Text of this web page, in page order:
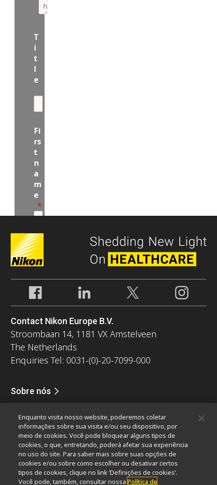
Contact Nikon Europe B.V.
Stroombaan 14, 1181 VX Amstelveen
The Netherlands
Enquiries Tel: 0031-(0)-20-7099-000
Sobre nós
Sustentabilidade
Bem-estar
Nikon Microscopes 100th Anniversary
Popular Links
Últimas notícias e novidadesSeletor de Objetivas
Resolution CalculatorPubScopeOEM
Enquanto visita nosso website, poderemos coletar
informações sobre sua visita e/ou seu dispositivo, por
meio de cookies. Você pode bloquear alguns tipos de
cookies, o que, entretando, poderá afetar sua experiência
no uso do site. Para saber mais sobre suas opções de
cookies e/ou sobre como escolher ou desativar certos
tipos de cookies, clique no link ‘Definições de cookies’.
Você pode, também, consultar nossaPolítica de